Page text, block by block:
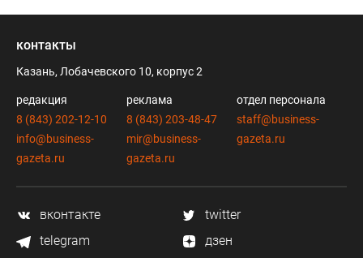
контакты
Казань, Лобачевского 10, корпус 2
редакция
8 (843) 202-12-10
info@business-
gazeta.ru
реклама
8 (843) 203-48-47
mir@business-
gazeta.ru
отдел персонала
staff@business-
gazeta.ru
вконтакте
twitter
telegram
дзен